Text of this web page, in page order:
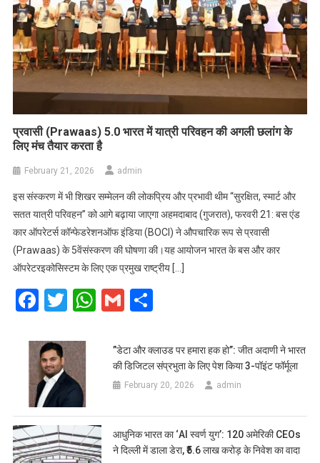
प्रवासी (Prawaas) 5.0 भारत में यात्री परिवहन की अगली छलांग के
लिए मंच तैयार करता है
February 21, 2026 admin
इस संस्करण में भी शिखर सम्मेलन की लोकप्रिय और प्रभावी थीम “सुरक्षित, स्मार्ट और
सतत यात्री परिवहन” को आगे बढ़ाया जाएगा अहमदाबाद (गुजरात), फरवरी 21: बस एंड
कार ऑपरेटर्स कॉन्फेडरेशनऑफ इंडिया (BOCI) ने औपचारिक रूप से प्रवासी
(Prawaas) के 5वेंसंस्करण की घोषणा की।यह आयोजन भारत के बस और कार
ऑपरेटरइकोसिस्टम के लिए एक प्रमुख राष्ट्रीय […]
Facebook
Twitter
WhatsApp
GmailShare
​”डेटा और क्लाउड पर हमारा हक हो”: जीत अदाणी ने भारत
की डिजिटल संप्रभुता के लिए पेश किया 3-पॉइंट फॉर्मूला
February 20, 2026 admin
आधुनिक भारत का ‘AI स्वर्ण युग’: 120 अमेरिकी CEOs
ने दिल्ली में डाला डेरा, ₹5.6 लाख करोड़ के निवेश का वादा